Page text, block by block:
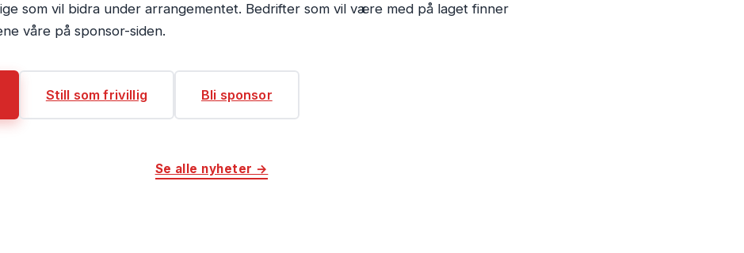
som vil bidra under arrangementet. Bedrifter som vil være med på laget finner
våre på sponsor-siden.
Still som frivillig Bli sponsor
Se alle nyheter →